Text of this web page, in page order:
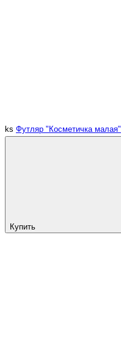
ks Футляр "Косметичка малая"
Купить